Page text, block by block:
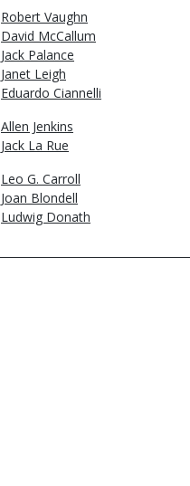
Robert Vaughn
David McCallum
Jack Palance
Janet Leigh
Eduardo Ciannelli
Allen Jenkins
Jack La Rue
Leo G. Carroll
Joan Blondell
Ludwig Donath